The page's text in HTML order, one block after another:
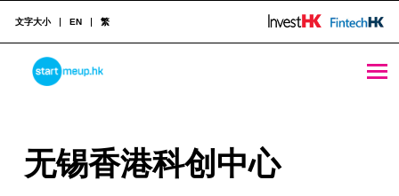
无锡香港科创中心 - StartmeupHK
STARTMEUPHK
STARTMEUPHK FESTIVAL IS THE LEADING STARTUP AND INNOVATION CONFERENCE EVENT IN HONG KONG
文字大小 EN 繁
无
无锡香港科创中心